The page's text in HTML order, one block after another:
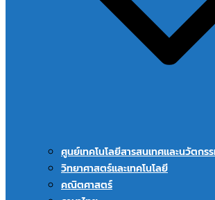
ศูนย์เทคโนโลยีสารสนเทศและนวัตกร
วิทยาศาสตร์และเทคโนโลยี
คณิตศาสตร์